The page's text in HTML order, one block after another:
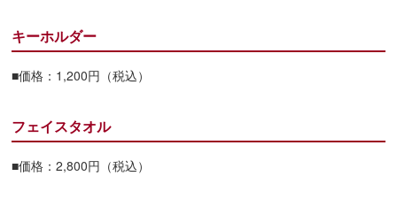
キーホルダー
■価格：1,200円（税込）
フェイスタオル
■価格：2,800円（税込）